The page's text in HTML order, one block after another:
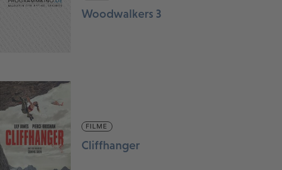
Woodwalkers 3
FILME
Cliffhanger